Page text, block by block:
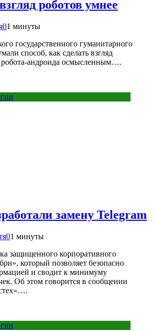
роботов умнее
01 минуты
государственного гуманитарного
способ, как сделать взгляд
робота-андроида осмысленным….
замену Telegram
01 минуты
защищенного корпоративного
который позволяет безопасно
и сводит к минимуму
Об этом говорится в сообщении